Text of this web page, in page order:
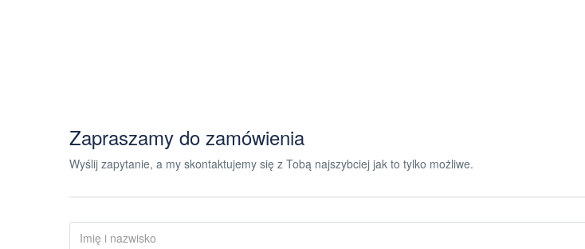
Zapraszamy do zamówienia
Wyślij zapytanie, a my skontaktujemy się z Tobą najszybciej jak to tylko możliwe.